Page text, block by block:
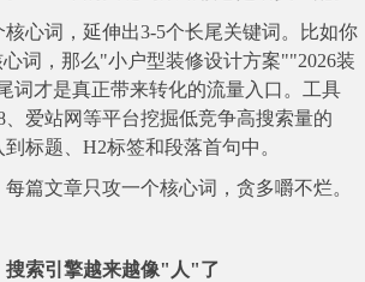
词，延伸出3-5个长尾关键词。比如你
词，那么"小户型装修设计方案""2026装
词才是真正带来转化的流量入口。工具
、爱站网等平台挖掘低竞争高搜索量的
标题、H2标签和段落首句中。
文章只攻一个核心词，贪多嚼不烂。
搜索引擎越来越像"人"了